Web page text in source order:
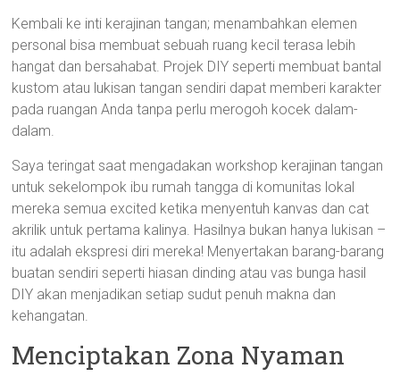
Kembali ke inti kerajinan tangan; menambahkan elemen
personal bisa membuat sebuah ruang kecil terasa lebih
hangat dan bersahabat. Projek DIY seperti membuat bantal
kustom atau lukisan tangan sendiri dapat memberi karakter
pada ruangan Anda tanpa perlu merogoh kocek dalam-
dalam.
Saya teringat saat mengadakan workshop kerajinan tangan
untuk sekelompok ibu rumah tangga di komunitas lokal
mereka semua excited ketika menyentuh kanvas dan cat
akrilik untuk pertama kalinya. Hasilnya bukan hanya lukisan –
itu adalah ekspresi diri mereka! Menyertakan barang-barang
buatan sendiri seperti hiasan dinding atau vas bunga hasil
DIY akan menjadikan setiap sudut penuh makna dan
kehangatan.
Menciptakan Zona Nyaman